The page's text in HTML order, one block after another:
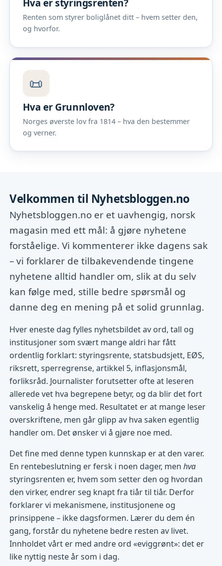
Hva er styringsrenten?
Renten som styrer boliglånet ditt – hvem setter den,
og hvorfor.
📜
Hva er Grunnloven?
Norges øverste lov fra 1814 – hva den bestemmer
og verner.
Velkommen til Nyhetsbloggen.no
Nyhetsbloggen.no er et uavhengig, norsk
magasin med ett mål: å gjøre nyhetene
forståelige. Vi kommenterer ikke dagens sak
– vi forklarer de tilbakevendende tingene
nyhetene alltid handler om, slik at du selv
kan følge med, stille bedre spørsmål og
danne deg en mening på et solid grunnlag.
Hver eneste dag fylles nyhetsbildet av ord, tall og
institusjoner som svært mange aldri har fått
ordentlig forklart: styringsrente, statsbudsjett, EØS,
riksrett, sperregrense, artikkel 5, inflasjonsmål,
forliksråd. Journalister forutsetter ofte at leseren
allerede vet hva begrepene betyr, og da blir det fort
vanskelig å henge med. Resultatet er at mange leser
overskriftene, men går glipp av hva saken egentlig
handler om. Det ønsker vi å gjøre noe med.
Det fine med denne typen kunnskap er at den varer.
En rentebeslutning er fersk i noen dager, menhva
styringsrenten er, hvem som setter den og hvordan
den virker, endrer seg knapt fra tiår til tiår. Derfor
forklarer vi mekanismene, institusjonene og
prinsippene – ikke dagsformen. Lærer du dem én
gang, forstår du nyhetene bedre resten av livet.
Innholdet vårt er med andre ord «eviggrønt»: det er
like nyttig neste år som i dag.